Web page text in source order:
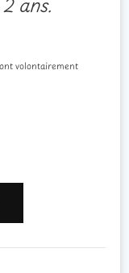
volontairement